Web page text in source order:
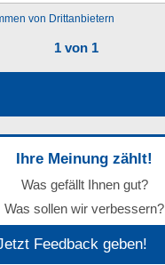
von Drittanbietern
1 von 1
Ihre Meinung zählt!
Was gefällt Ihnen gut?
Was sollen wir verbessern?
Feedback geben!